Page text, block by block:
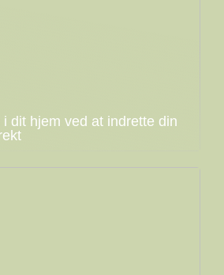
dit hjem ved at indrette din